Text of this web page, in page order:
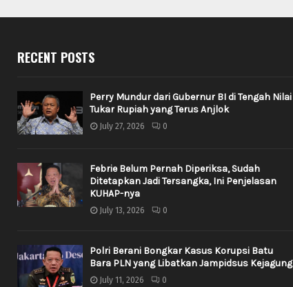
RECENT POSTS
Perry Mundur dari Gubernur BI di Tengah Nilai
Tukar Rupiah yang Terus Anjlok
July 27, 2026 0
Febrie Belum Pernah Diperiksa, Sudah
Ditetapkan Jadi Tersangka, Ini Penjelasan
KUHAP-nya
July 13, 2026 0
Polri Berani Bongkar Kasus Korupsi Batu
Bara PLN yang Libatkan Jampidsus Kejagung
July 11, 2026 0